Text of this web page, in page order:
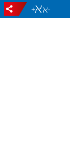
-
+